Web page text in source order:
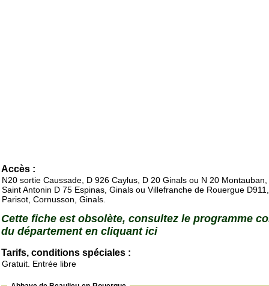
Accès :
N20 sortie Caussade, D 926 Caylus, D 20 Ginals ou N 20
Saint Antonin D 75 Espinas, Ginals ou Villefranche de Rouergue
Parisot, Cornusson, Ginals.
Cette fiche est obsolète, consultez le programme
du département en cliquant ici
Tarifs, conditions spéciales :
Gratuit. Entrée libre